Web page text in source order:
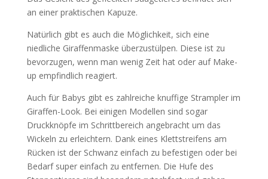
an einer praktischen Kapuze.
Natürlich gibt es auch die Möglichkeit, sich eine
niedliche Giraffenmaske überzustülpen. Diese ist zu
bevorzugen, wenn man wenig Zeit hat oder auf Make-
up empfindlich reagiert.
Auch für Babys gibt es zahlreiche knuffige Strampler im
Giraffen-Look. Bei einigen Modellen sind sogar
Druckknöpfe im Schrittbereich angebracht um das
Wickeln zu erleichtern. Dank eines Klettstreifens am
Rücken ist der Schwanz einfach zu befestigen oder bei
Bedarf super einfach zu entfernen. Die Hufe des